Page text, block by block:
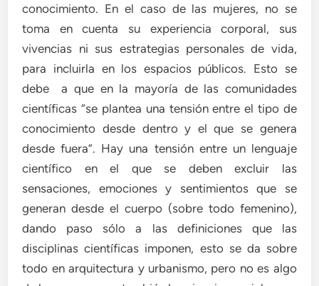
conocimiento. En el caso de las mujeres, no se
toma en cuenta su experiencia corporal, sus
vivencias ni sus estrategias personales de vida,
para incluirla en los espacios públicos. Esto se
debe a que en la mayoría de las comunidades
científicas “se plantea una tensión entre el tipo de
conocimiento desde dentro y el que se genera
desde fuera”. Hay una tensión entre un lenguaje
científico en el que se deben excluir las
sensaciones, emociones y sentimientos que se
generan desde el cuerpo (sobre todo femenino),
dando paso sólo a las definiciones que las
disciplinas científicas imponen, esto se da sobre
todo en arquitectura y urbanismo, pero no es algo